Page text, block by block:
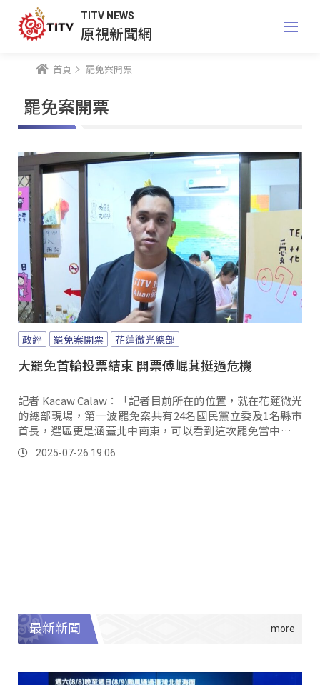
TITV NEWS
原視新聞網
首頁 罷免案開票
罷免案開票
政經 罷免案開票 花蓮微光總部
大罷免首輪投票結束 開票傅崐萁挺過危機
記者 Kacaw Calaw：「記者目前所在的位置，就在花蓮微光
的總部現場，第一波罷免案共有24名國民黨立委及1名縣市
首長，選區更是涵蓋北中南東，可以看到這次罷免當中，備
受關注的國民黨立院黨團總召傅崐萁，花蓮投開票所從下午
四點開票，就進行了開票，開票結果是不同意的罷免票數來
2025-07-26 19:06
最新新聞